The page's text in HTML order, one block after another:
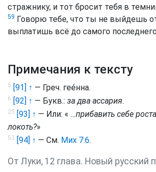
стражнику, и тот бросит тебя в
59 Говорю тебе, что ты не выйдешь
выплатишь всё до самого
Примечания к тексту
5 [91] ↑ — Греч. гее́нна.
6 [92] ↑ — Букв.: за два ассария.
25 [93] ↑ — Или: « …прибавить себе
локоть?»
53 [94] ↑ — См. Мих 7:6.
От Луки, 12 глава. Новый русский